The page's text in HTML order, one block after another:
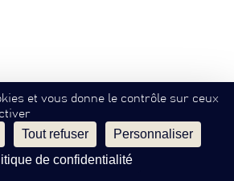
et vous donne le contrôle sur ceux
Tout refuser
Personnaliser
de confidentialité